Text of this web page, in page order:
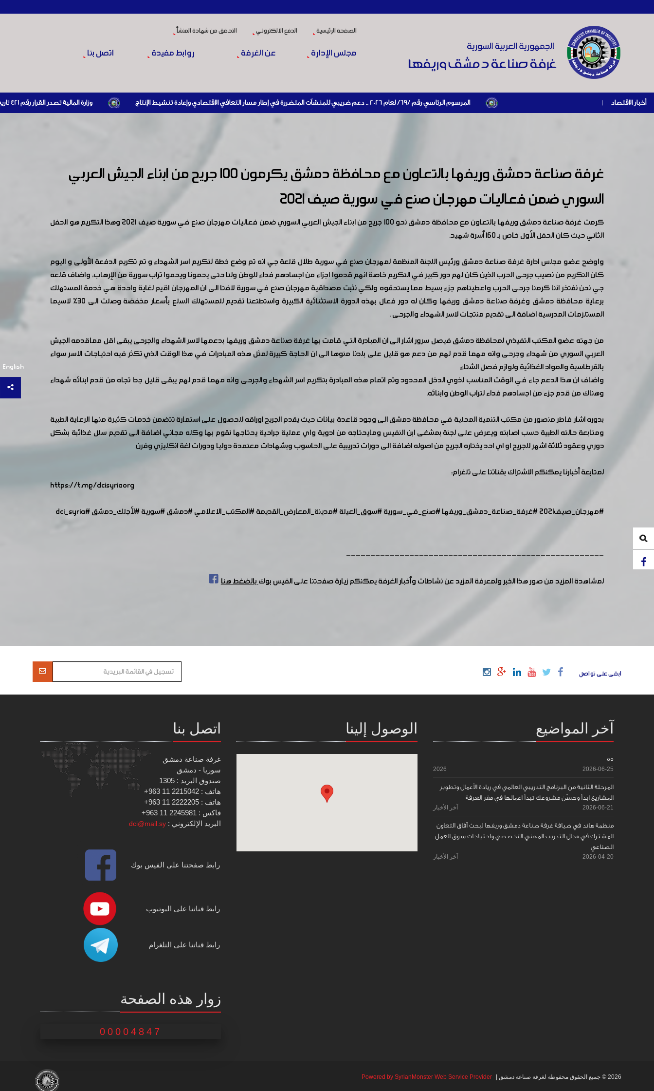
الصفحة الرئيسية الدفع الالكتروني التحقق من شهادة المنشأ
مجلس الإدارة عن الغرفة روابط مفيدة اتصل بنا
أخبار الاقتصاد | المرسوم الرئاسي رقم /69/ لعام 2026 .. دعم ضريبي للمنشآت المتضررة في إطار مسار التعافي الاقتصادي وإعادة تنشيط الإنتاج وزارة المالية تصدر القرار رقم 421 تاريخ 24/3/2026 المتضمن الزام المستوردين بإبراز براءة ذمة مالية سارية صادرة عن الهيئة العامة للضرائب والرسوم أو مديرياتها عند القيام بعمليات الاستيراد
English
غرفة صناعة دمشق وريفها بالتعاون مع محافظة دمشق يكرمون ١٠٠ جريح من ابناء الجيش العربي
السوري ضمن فعاليات مهرجان صنع في سورية صيف ٢٠٢١
كرمت غرفة صناعة دمشق وريفها بالتعاون مع محافظة دمشق نحو ١٠٠ جريح من ابناء الجيش العربي السوري ضمن فعاليات مهرجان صنع في سورية صيف ٢٠٢١ وهذا التكريم هو الحفل
الثاني حيث كان الحفل الأول خاص بـ ١٦٠ أسرة شهيد.
واوضح عضو مجلس ادارة غرفة صناعة دمشق ورئيس اللجنة المنظمة لمهرجان صنع في سورية طلال قلعة جي انه تم وضع خطة لتكريم اسر الشهداء و تم تكريم الدفعة الأولى و اليوم
كان التكريم من نصيب جرحى الحرب الذين كان لهم دور كبير في التكريم خاصة انهم قدموا اجزاء من اجسادهم فداء للوطن ولنا حتى يحمونا ويحموا تراب سورية من الإرهاب، واضاف قلعه
جي نحن نفتخر اننا كرمنا جرحى الحرب واعطيناهم جزء بسيط مما يستحقوه ولكي نثبت مصداقية مهرجان صنع في سورية لافتا الى ان المهرجان اقيم لغاية واحدة هي خدمة المستهلك
برعاية محافظة دمشق وغرفة صناعة دمشق وريفها وكان له دور فعال بهذه الدورة الاستثنائية الكبيرة واستطتعنا تقديم للمستهلك السلع بأسعار مخفضة وصلت الى ٣٠% لاسيما
المستلزمات المدرسية اضافة الى تقديم منتجات لاسر الشهداء والجرحى .
من جهته عضو المكتب التفيذي لمحافظة دمشق فيصل سرور اشار الى ان المبادرة التي قامت بها غرفة صناعة دمشق وريفها بدعمها لاسر الشهداء والجرحى يبقى اقل مماقدمه الجيش
العربي السوري من شهداء وجرحى وانه مهما قدم لهم من دعم هو قليل على بلدنا منوها الى ان الحاجة كبيرة لمثل هذه المبادرات في هذا الوقت الذي تكثر فيه احتياجات الاسر سواء
بالقرطاسية والمواد الغذائية ولوازم فصل الشتاء
واضاف ان هذا الدعم جاء في الوقت المناسب لذوي الدخل المحدود وتم اتمام هذه المبادرة بتكريم اسر الشهداء والجرحى وانه مهما قدم لهم يبقى قليل جدا تجاه من قدم ابنائه شهداء
وهناك من قدم جزء من اجسادهم فداء لتراب الوطن وابنائه.
بدوره اشار فاطر منصور من مكتب التنمية المحلية في محافظة دمشق الى وجود قاعدة بيانات حيث يقدم الجريح اوراقه للحصول على استمارة تتضمن خدمات كثيرة منها الرعاية الطبية
ومتابعة حالته الطبية حسب اصابته ويعرض على لجنة بمشغى ابن النفيس ومايحتاجه من ادوية واي عملية جراحية يحتاجها نقوم بها وكله مجاني اضافة الى تقديم سلل غذائبة بشكل
دوري وعقود ثلاثة اشهر للجريح او اي احد يختاره الجريح من اصوله اضافة الى دورات تدريبية على الحاسوب وبشهادات معتمدة دوليا ودورات لغة انكليزي وفرن
لمتابعة أخبارنا يمكنكم الاشتراك بقناتنا على تلغرام:
https://t.me/dcisyriaorg
#مهرجان_صيف2021
#غرفة_صناعة_دمشق_وريفها#صنع_في_سورية#سوق_العيلة#مدينة_المعارض_القديمة#المكتب_الاعلامي#دمشق#سورية#لأجلك_دمشق#dci_syria
-----------------------------------------------------
لمشاهدة المزيد من صور هذا الخبر ولمعرفة المزيد عن نشاطات وأخبار الغرفة يمكنكم زيارة صفحتنا على الفيس بوكبالضغط هنا
ابقى على تواصل
آخر المواضيع
55
2026-06-25
2026
المرحلة الثانية من البرنامج التدريبي العالمي في ريادة الأعمال وتطوير
المشاريع ابدأ وحسّن مشروعك تبدأ اعمالها في مقر الغرفة
2026-06-21 آخر الأخبار
منظمة هاند في ضيافة غرفة صناعة دمشق وريفها لبحث آفاق التعاون
المشترك في مجال التدريب المهني التخصصي واحتياجات سوق العمل
الصناعي
2026-04-20 آخر الأخبار
الوصول إلينا اتصل بنا
غرفة صناعة دمشق
سوريا - دمشق
صندوق البريد : 1305
هاتف : 2215042 11 963+
هاتف : 2222205 11 963+
فاكس : 2245981 11 963+
البريد الإلكتروني : dci@mail.sy
رابط صفحتنا على الفيس بوك
رابط قناتنا على اليوتيوب
رابط قناتنا على التلغرام
زوار هذه الصفحة
00004847
2026 © جميع الحقوق محفوظة لغرفة صناعة دمشق | Powered by SyrianMonster Web Service Provider